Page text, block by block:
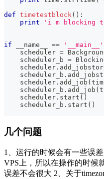
def timetestblock ( ) :
print
'i m blocking
if __name__ == '__main__'
    scheduler
=
    scheduler_b
=
    scheduler
.
    scheduler_b
.
    scheduler
. add_job (
    scheduler_b
. add_job (
    scheduler
. start ( )
    scheduler_b
. start ( )
几个问题
1、运行的时候会有一些误
VPS上，所以在操作的时候
误差不会很大 2、关于